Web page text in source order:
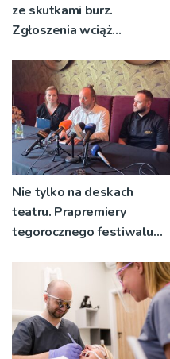
ze skutkami burz.
Zgłoszenia wciąż
Nie tylko na deskach
teatru. Prapremiery
tegorocznego festiwalu
niecodziennych
okolicznościach